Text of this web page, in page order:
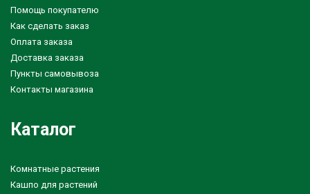
Помощь покупателю
Как сделать заказ
Оплата заказа
Доставка заказа
Пункты самовывоза
Контакты магазина
Каталог
Комнатные растения
Кашпо для растений